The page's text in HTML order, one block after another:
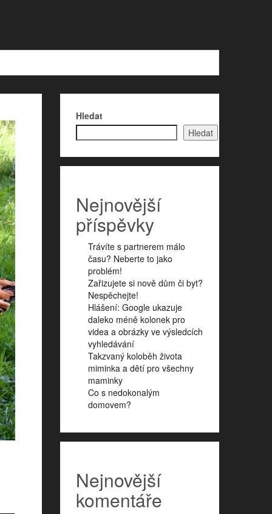
Hledat
Hledat
Nejnovější
příspěvky
Trávíte s partnerem málo
času? Neberte to jako
problém!
Zařizujete si nově dům či byt?
Nespěchejte!
Hlášení: Google ukazuje
daleko méně kolonek pro
videa a obrázky ve výsledcích
vyhledávání
Takzvaný koloběh života
miminka a dětí pro všechny
maminky
Co s nedokonalým
domovem?
Nejnovější
komentáře